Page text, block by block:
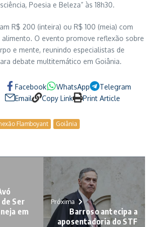
Poesia e Beleza” às 18h30.
R$ 200 (inteira) ou R$ 100 (meia) com
alimento. O evento promove reflexão sobre
e mente, reunindo especialistas de
debate multitemático em Goiânia.
Facebook WhatsApp
Telegram
Email
Copy Link Print Article
Flamboyant Goiânia
Ser
em
Próxima
Barroso antecipa a
aposentadoria do STF